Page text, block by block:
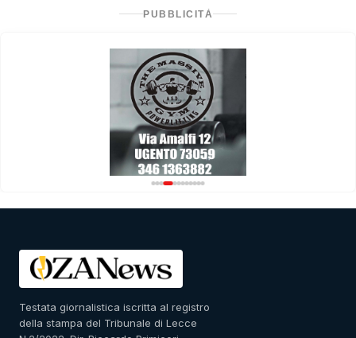
PUBBLICITÀ
Testata giornalistica iscritta al registro
della stampa del Tribunale di Lecce